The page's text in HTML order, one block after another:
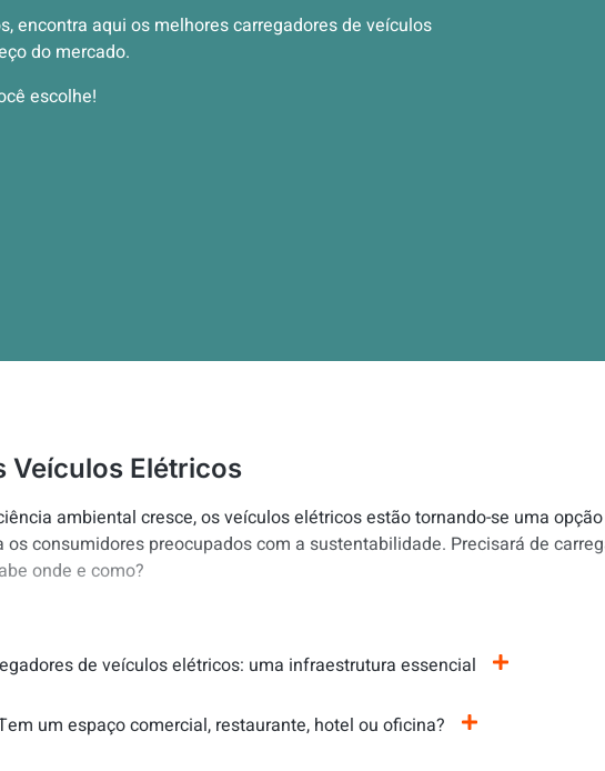
encontra aqui os melhores carregadores de veículos
do mercado.
escolhe!
Veículos Elétricos
ambiental cresce, os veículos elétricos estão tornando-se uma
os consumidores preocupados com a sustentabilidade. Precisará de
onde e como?
de veículos elétricos: uma infraestrutura essencial
um espaço comercial, restaurante, hotel ou oficina?